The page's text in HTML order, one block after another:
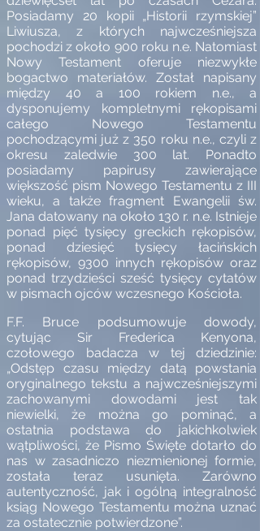
Posiadamy 20 kopii „Historii rzymskiej”
Liwiusza, z których najwcześniejsza
pochodzi z około 900 roku n.e. Natomiast
Nowy Testament oferuje niezwykłe
bogactwo materiałów. Został napisany
między 40 a 100 rokiem n.e., a
dysponujemy kompletnymi rękopisami
całego Nowego Testamentu
pochodzącymi już z 350 roku n.e., czyli z
okresu zaledwie 300 lat. Ponadto
posiadamy papirusy zawierające
większość pism Nowego Testamentu z III
wieku, a także fragment Ewangelii św.
Jana datowany na około 130 r. n.e. Istnieje
ponad pięć tysięcy greckich rękopisów,
ponad dziesięć tysięcy łacińskich
rękopisów, 9300 innych rękopisów oraz
ponad trzydzieści sześć tysięcy cytatów
w pismach ojców wczesnego Kościoła.
F.F. Bruce podsumowuje dowody,
cytując Sir Frederica Kenyona,
czołowego badacza w tej dziedzinie:
„Odstęp czasu między datą powstania
oryginalnego tekstu a najwcześniejszymi
zachowanymi dowodami jest tak
niewielki, że można go pominąć, a
ostatnia podstawa do jakichkolwiek
wątpliwości, że Pismo Święte dotarło do
nas w zasadniczo niezmienionej formie,
została teraz usunięta. Zarówno
autentyczność, jak i ogólną integralność
ksiąg Nowego Testamentu można uznać
za ostatecznie potwierdzone”.